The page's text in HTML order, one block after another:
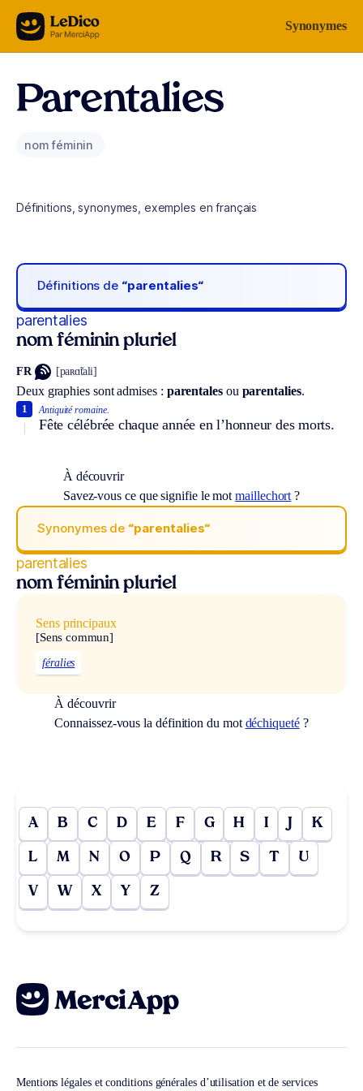
Aller au contenu Synonymes
Parentalies
nom féminin
Définitions, synonymes, exemples en français
Définitions de “parentalies“
parentalies
nom féminin pluriel
FR [paʀɑ̃tali]
Deux graphies sont admises : parentalesou parentalies.
Antiquité romaine.
Fête célébrée chaque année en l’honneur des morts.
1
À découvrir
Savez-vous ce que signifie le motmaillechort ?
Synonymes de “parentalies“
parentalies
nom féminin pluriel
Sens principaux
[Sens commun]
féralies
À découvrir
Connaissez-vous la définition du mot déchiqueté?
A B C D E F G H I J K
L M N O P Q R S T U
V W X Y Z
Mentions légales et conditions générales d’utilisation et de services